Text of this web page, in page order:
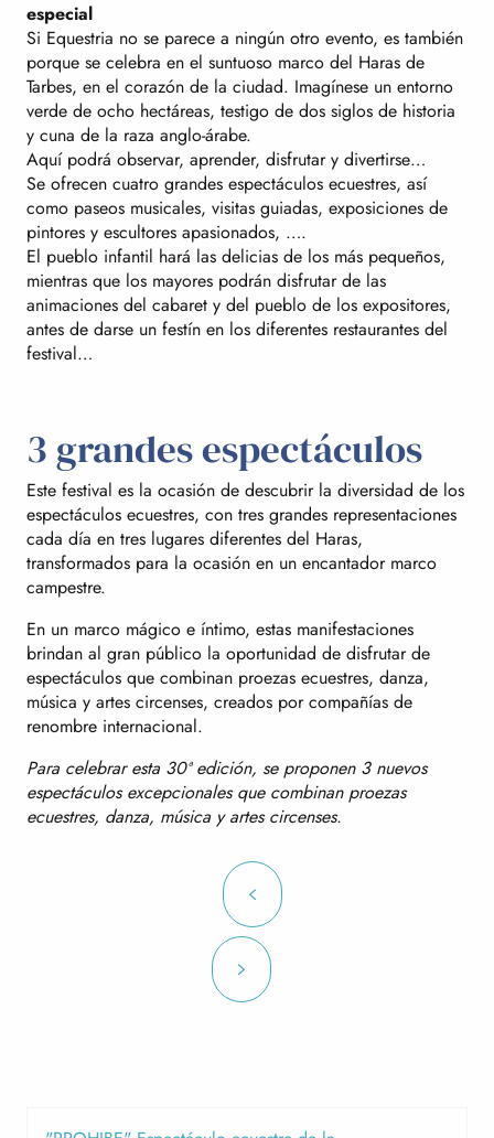
especial
Si Equestria no se parece a ningún otro evento, es también
porque se celebra en el suntuoso marco del Haras de
Tarbes, en el corazón de la ciudad. Imagínese un entorno
verde de ocho hectáreas, testigo de dos siglos de historia
y cuna de la raza anglo-árabe.
Aquí podrá observar, aprender, disfrutar y divertirse…
Se ofrecen cuatro grandes espectáculos ecuestres, así
como paseos musicales, visitas guiadas, exposiciones de
pintores y escultores apasionados, ….
El pueblo infantil hará las delicias de los más pequeños,
mientras que los mayores podrán disfrutar de las
animaciones del cabaret y del pueblo de los expositores,
antes de darse un festín en los diferentes restaurantes del
festival…
3 grandes espectáculos
Este festival es la ocasión de descubrir la diversidad de los
espectáculos ecuestres, con tres grandes representaciones
cada día en tres lugares diferentes del Haras,
transformados para la ocasión en un encantador marco
campestre.
En un marco mágico e íntimo, estas manifestaciones
brindan al gran público la oportunidad de disfrutar de
espectáculos que combinan proezas ecuestres, danza,
música y artes circenses, creados por compañías de
renombre internacional.
Para celebrar esta 30ª edición, se proponen 3 nuevos
espectáculos excepcionales que combinan proezas
ecuestres, danza, música y artes circenses.